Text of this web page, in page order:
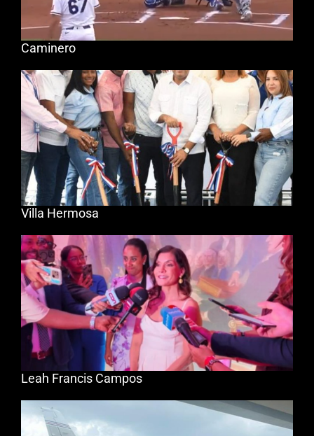
Caminero
Villa Hermosa
Leah Francis Campos